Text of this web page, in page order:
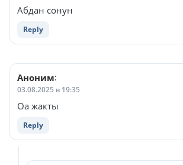
Абдан сонун
Reply
Аноним:
03.08.2025 в 19:35
Оа жакты
Reply